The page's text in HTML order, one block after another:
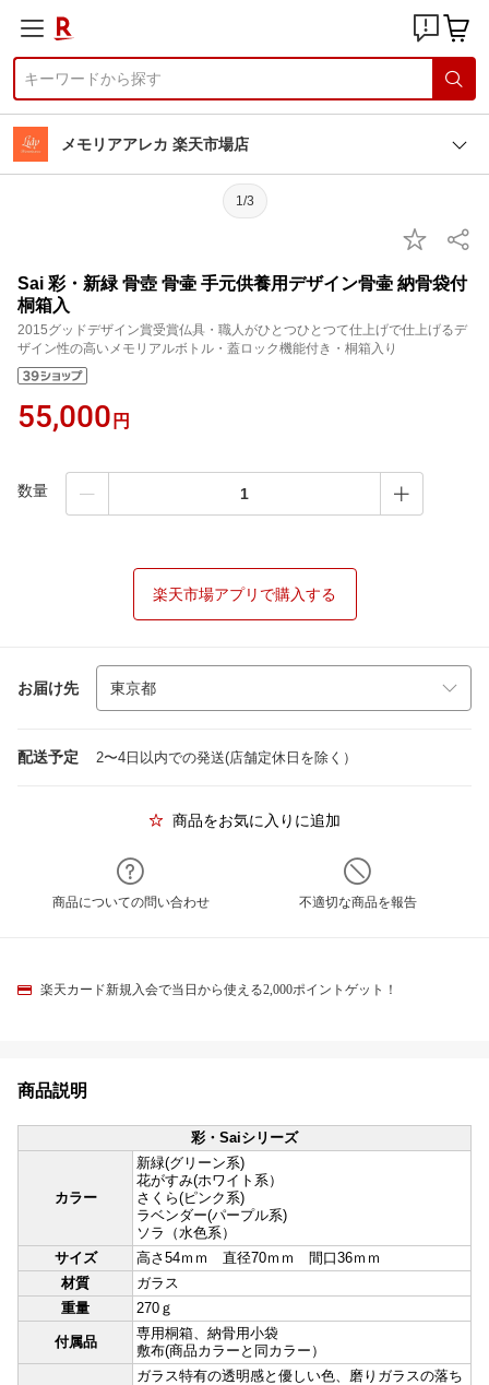
メモリアアレカ 楽天市場店
1/3
Sai 彩・新緑 骨壺 骨壷 手元供養用デザイン骨壷 納骨袋付
桐箱入
2015グッドデザイン賞受賞仏具・職人がひとつひとつて仕上げで仕上げるデ
ザイン性の高いメモリアルボトル・蓋ロック機能付き・桐箱入り
55,000 円
数量
楽天市場アプリで購入する
お届け先
配送予定 2〜4日以内での発送(店舗定休日を除く）
商品をお気に入りに追加
商品についての問い合わせ 不適切な商品を報告
楽天カード新規入会で当日から使える2,000ポイントゲット！
商品説明
彩・Saiシリーズ
カラー
新緑(グリーン系)
花がすみ(ホワイト系）
さくら(ピンク系)
ラベンダー(パープル系)
ソラ（水色系）
サイズ
高さ54ｍｍ 直径70ｍｍ 間口36ｍｍ
材質
ガラス
重量
270ｇ
付属品
専用桐箱、納骨用小袋
敷布(商品カラーと同カラー）
ガラス特有の透明感と優しい色、磨りガラスの落ち